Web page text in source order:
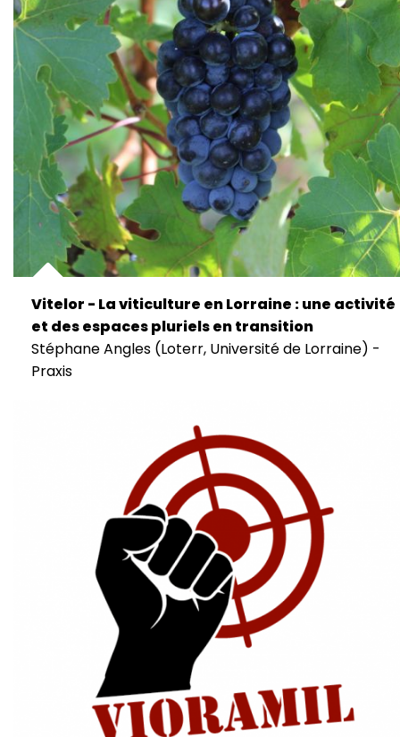
Vitelor - La viticulture en Lorraine : une activité
et des espaces pluriels en transition
Stéphane Angles (Loterr, Université de Lorraine) -
Praxis